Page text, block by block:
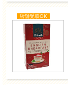
店舗受取OK